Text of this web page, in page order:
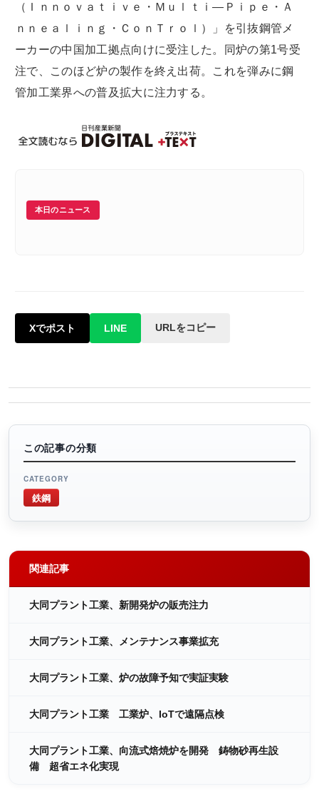
（Ｉｎｎｏｖａｔｉｖｅ・Ｍｕｌｔｉ―Ｐｉｐｅ・Ａ
ｎｎｅａｌｉｎｇ・ＣｏｎＴｒｏｌ）」を引抜鋼管メ
ーカーの中国加工拠点向けに受注した。同炉の第1号受
注で、このほど炉の製作を終え出荷。これを弾みに鋼
管加工業界への普及拡大に注力する。
本日のニュース
Xでポスト LINE URLをコピー
この記事の分類
CATEGORY
鉄鋼
関連記事
大同プラント工業、新開発炉の販売注力
大同プラント工業、メンテナンス事業拡充
大同プラント工業、炉の故障予知で実証実験
大同プラント工業 工業炉、IoTで遠隔点検
大同プラント工業、向流式焙焼炉を開発 鋳物砂再生設
備 超省エネ化実現